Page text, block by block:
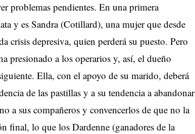
problemas pendientes. En una primera
y es Sandra (Cotillard), una mujer que desde
crisis depresiva, quien perderá su puesto. Pero
presionado a los operarios y, así, el dueño
Ella, con el apoyo de su marido, deberá
de las pastillas y a su tendencia a abandonar
a sus compañeros y convencerlos de que no la
final, lo que los Dardenne (ganadores de la